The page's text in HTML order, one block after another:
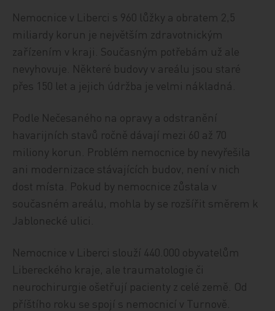
Nemocnice v Liberci s 960 lůžky a obratem 2,5
miliardy korun je největším zdravotnickým
zařízením v kraji. Současným potřebám už ale
nevyhovuje. Některé budovy v areálu jsou staré
přes 150 let a jejich údržba je velmi nákladná.
Podle Nečesaného na opravy a odstranění
havarijních stavů ročně dávají mezi 60 až 70
miliony korun. Problém nemocnice by nevyřešila
ani modernizace stávajících budov, není v nich
dost místa. Pokud by nemocnice zůstala v
současném areálu, mohla by se rozšířit směrem k
Jablonecké ulici.
Nemocnice v Liberci slouží 440.000 obyvatelům
Libereckého kraje, ale traumatologie či
neurochirurgie ošetřují pacienty z celé země. Od
příštího roku se spojí s nemocnicí v Turnově.